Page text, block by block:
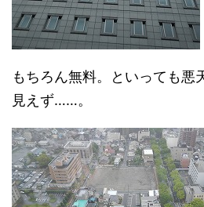
もちろん無料。といっても悪
見えず……。